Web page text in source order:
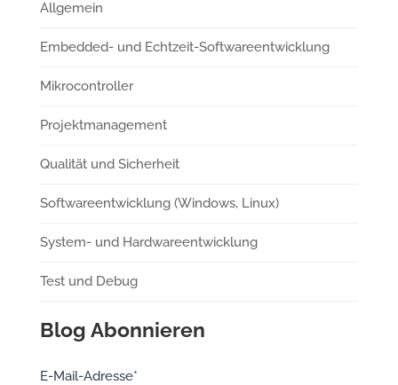
Allgemein
Embedded- und Echtzeit-Softwareentwicklung
Mikrocontroller
Projektmanagement
Qualität und Sicherheit
Softwareentwicklung (Windows, Linux)
System- und Hardwareentwicklung
Test und Debug
Blog Abonnieren
E-Mail-Adresse*